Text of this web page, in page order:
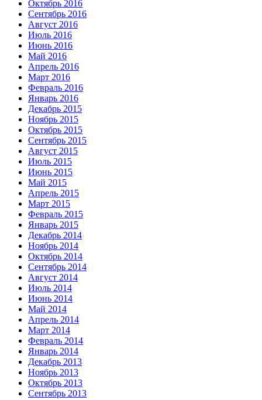
Октябрь 2016
Сентябрь 2016
Август 2016
Июль 2016
Июнь 2016
Май 2016
Апрель 2016
Март 2016
Февраль 2016
Январь 2016
Декабрь 2015
Ноябрь 2015
Октябрь 2015
Сентябрь 2015
Август 2015
Июль 2015
Июнь 2015
Май 2015
Апрель 2015
Март 2015
Февраль 2015
Январь 2015
Декабрь 2014
Ноябрь 2014
Октябрь 2014
Сентябрь 2014
Август 2014
Июль 2014
Июнь 2014
Май 2014
Апрель 2014
Март 2014
Февраль 2014
Январь 2014
Декабрь 2013
Ноябрь 2013
Октябрь 2013
Сентябрь 2013